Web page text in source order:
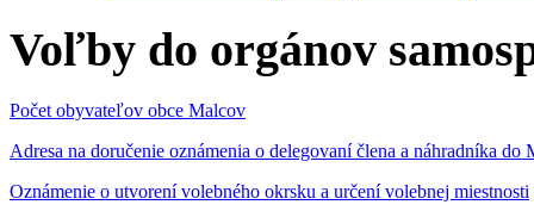
Voľby do orgánov
Počet obyvateľov obce Malcov
Adresa na doručenie oznámenia o delegovaní člena a náhradníka
Oznámenie o utvorení volebného okrsku a určení volebnej miestnosti